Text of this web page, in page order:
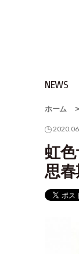
NEWS
ホーム >
虹
思